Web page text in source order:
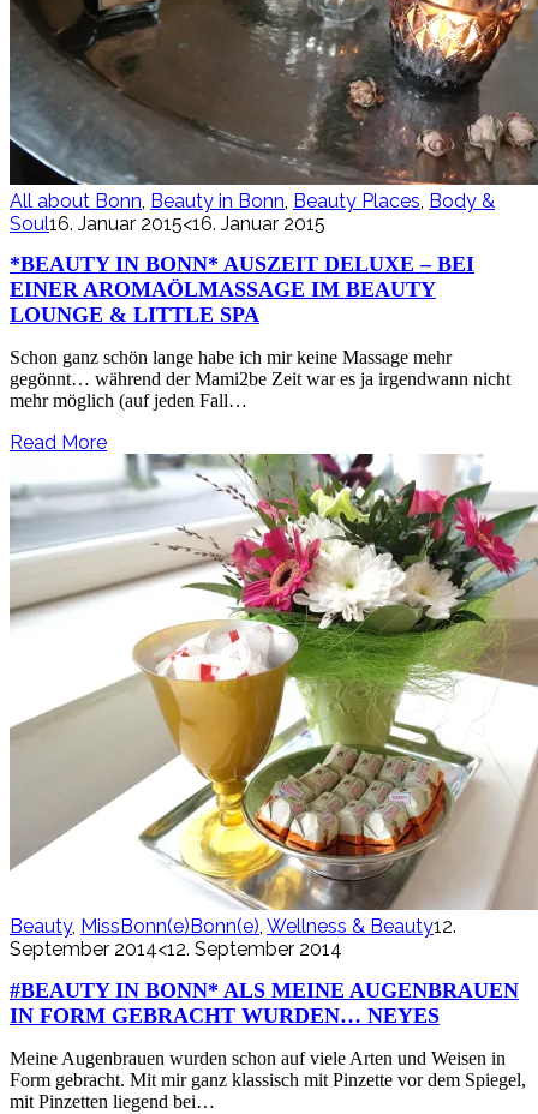
All about Bonn Beauty in Bonn Beauty Places Body &
Soul16. Januar 2015<16. Januar 2015
*BEAUTY IN BONN* AUSZEIT DELUXE – BEI
EINER AROMAÖLMASSAGE IM BEAUTY
LOUNGE & LITTLE SPA
Schon ganz schön lange habe ich mir keine Massage mehr
gegönnt… während der Mami2be Zeit war es ja irgendwann nicht
mehr möglich (auf jeden Fall…
Read More
Beauty, MissBonn(e)Bonn(e), Wellness & Beauty12.
September 2014<12. September 2014
#BEAUTY IN BONN* ALS MEINE AUGENBRAUEN
IN FORM GEBRACHT WURDEN… NEYES
Meine Augenbrauen wurden schon auf viele Arten und Weisen in
Form gebracht. Mit mir ganz klassisch mit Pinzette vor dem Spiegel,
mit Pinzetten liegend bei…